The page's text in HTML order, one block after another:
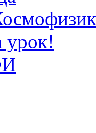
урок!